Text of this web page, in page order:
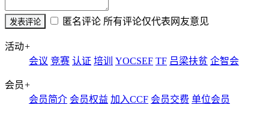
匿名评论 所有评论仅代表网友意见
活动+
会议 竞赛 认证 培训 YOCSEF TF 吕梁扶贫 企智会
会员+
会员简介 会员权益 加入CCF 会员交费 单位会员